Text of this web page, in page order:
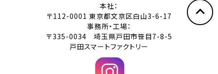
本社：
〒112-0001 東京都文京区白山3-6-17
事務所・工場：
〒335-0034 埼玉県戸田市笹目7-8-5
戸田スマートファクトリー